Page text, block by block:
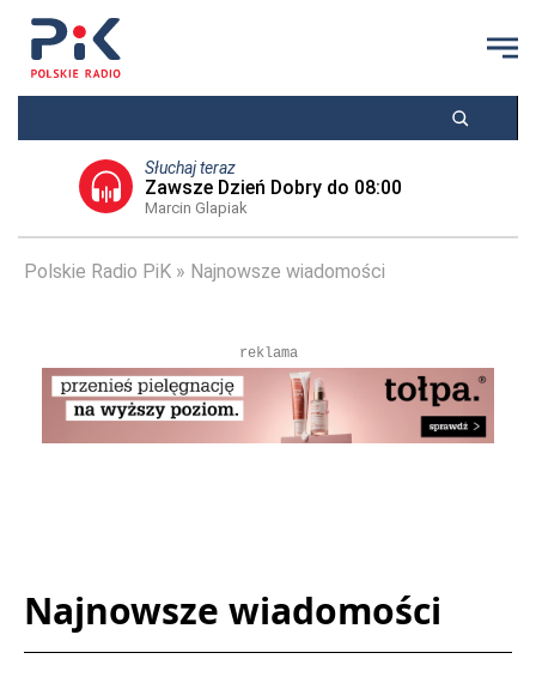
Słuchaj teraz
Zawsze Dzień Dobry do 08:00
Marcin Glapiak
Polskie Radio PiK Najnowsze wiadomości
reklama
Najnowsze wiadomości